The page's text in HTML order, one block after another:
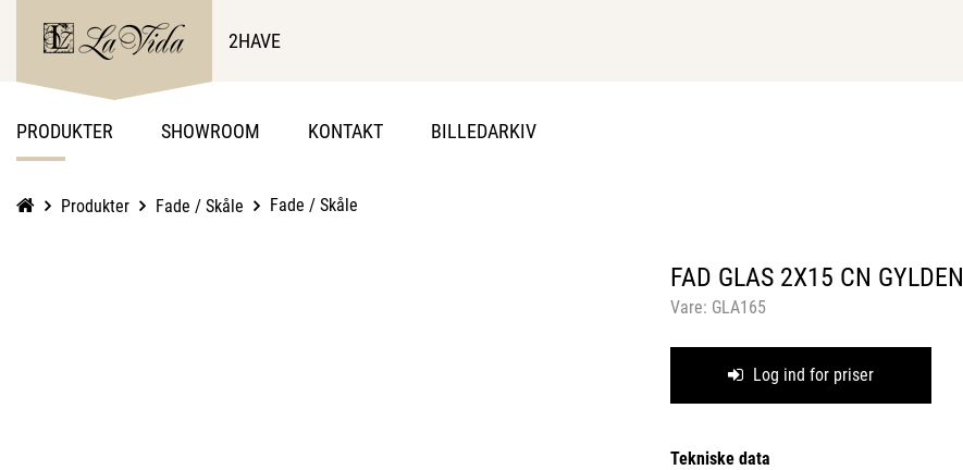
2HAVE
PRODUKTER SHOWROOM KONTAKT BILLEDARKIV
Produkter Fade / Skåle Fade / Skåle
FAD GLAS 2X15 CN GYLDEN
Vare: GLA165
Log ind for priser
Tekniske data